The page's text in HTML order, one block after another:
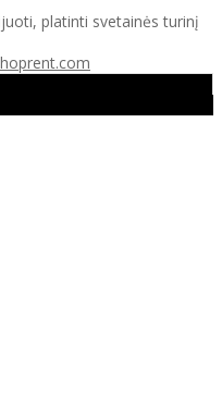
platinti svetainės turinį